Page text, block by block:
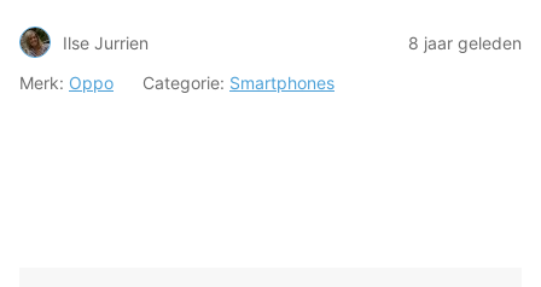
Ilse Jurrien
8 jaar geleden
Merk: Oppo Categorie: Smartphones